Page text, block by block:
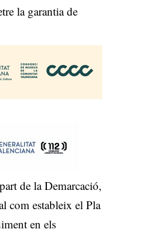
la garantia de
de la Demarcació,
com estableix el Pla
en els